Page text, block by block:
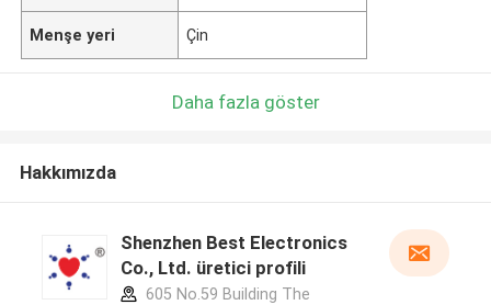
Menşe yeri Çin
Daha fazla göster
Hakkımızda
Shenzhen Best Electronics
Co., Ltd. üretici profili
605 No.59 Building The